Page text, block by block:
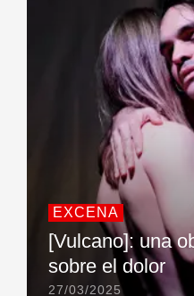
EXCENA
[Vulcano]: una
sobre el dolor
27/03/2025